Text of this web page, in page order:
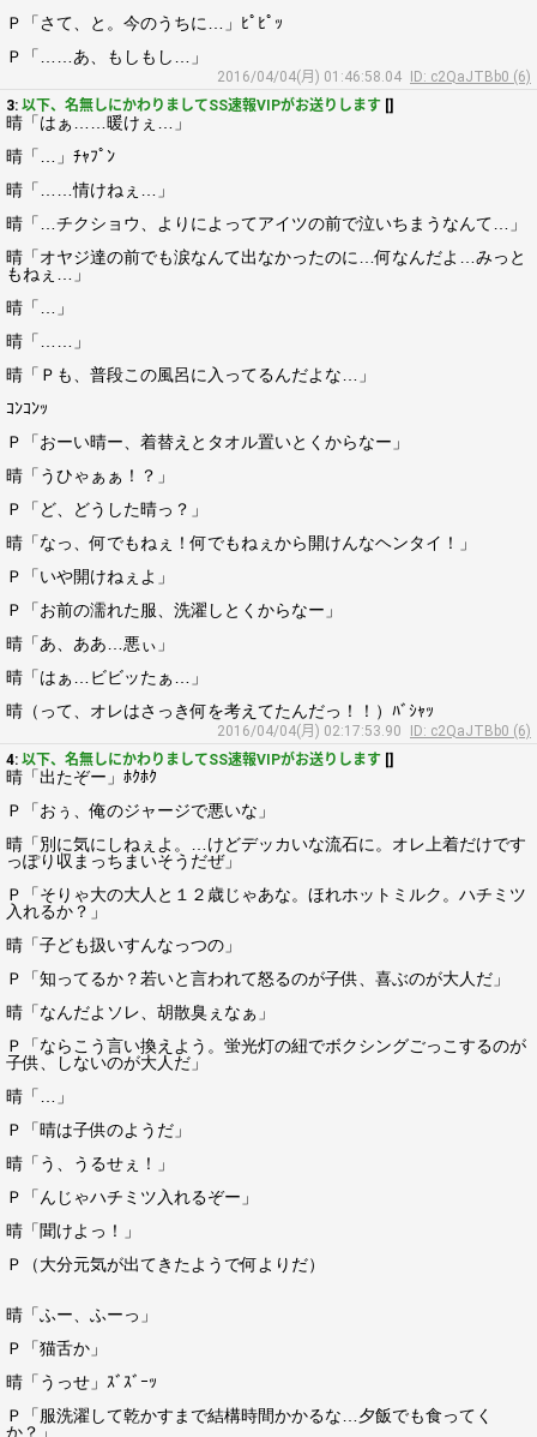
Ｐ「さて、と。今のうちに…」ﾋﾟﾋﾟｯ
Ｐ「……あ、もしもし…」
2016/04/04(月) 01:46:58.04
ID: c2QaJTBb0 (6)
3: 以下、名無しにかわりましてSS速報VIPがお送りします []
晴「はぁ……暖けぇ…」
晴「…」ﾁｬﾌﾟﾝ
晴「……情けねぇ…」
晴「…チクショウ、よりによってアイツの前で泣いちまうなんて…」
晴「オヤジ達の前でも涙なんて出なかったのに…何なんだよ…みっと
もねぇ…」
晴「…」
晴「……」
晴「Ｐも、普段この風呂に入ってるんだよな…」
ｺﾝｺﾝｯ
Ｐ「おーい晴ー、着替えとタオル置いとくからなー」
晴「うひゃぁぁ！？」
Ｐ「ど、どうした晴っ？」
晴「なっ、何でもねぇ！何でもねぇから開けんなヘンタイ！」
Ｐ「いや開けねぇよ」
Ｐ「お前の濡れた服、洗濯しとくからなー」
晴「あ、ああ…悪ぃ」
晴「はぁ…ビビッたぁ…」
晴（って、オレはさっき何を考えてたんだっ！！）ﾊﾞｼｬｯ
2016/04/04(月) 02:17:53.90
ID: c2QaJTBb0 (6)
4: 以下、名無しにかわりましてSS速報VIPがお送りします []
晴「出たぞー」ﾎｸﾎｸ
Ｐ「おぅ、俺のジャージで悪いな」
晴「別に気にしねぇよ。…けどデッカいな流石に。オレ上着だけです
っぽり収まっちまいそうだぜ」
Ｐ「そりゃ大の大人と１２歳じゃあな。ほれホットミルク。ハチミツ
入れるか？」
晴「子ども扱いすんなっつの」
Ｐ「知ってるか？若いと言われて怒るのが子供、喜ぶのが大人だ」
晴「なんだよソレ、胡散臭ぇなぁ」
Ｐ「ならこう言い換えよう。蛍光灯の紐でボクシングごっこするのが
子供、しないのが大人だ」
晴「…」
Ｐ「晴は子供のようだ」
晴「う、うるせぇ！」
Ｐ「んじゃハチミツ入れるぞー」
晴「聞けよっ！」
Ｐ（大分元気が出てきたようで何よりだ）
晴「ふー、ふーっ」
Ｐ「猫舌か」
晴「うっせ」ｽﾞｽﾞｰｯ
Ｐ「服洗濯して乾かすまで結構時間かかるな…夕飯でも食ってく
か？」